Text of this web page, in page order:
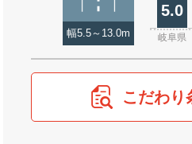
幅5.5～13.0m
5.0
岐阜県
こだわり